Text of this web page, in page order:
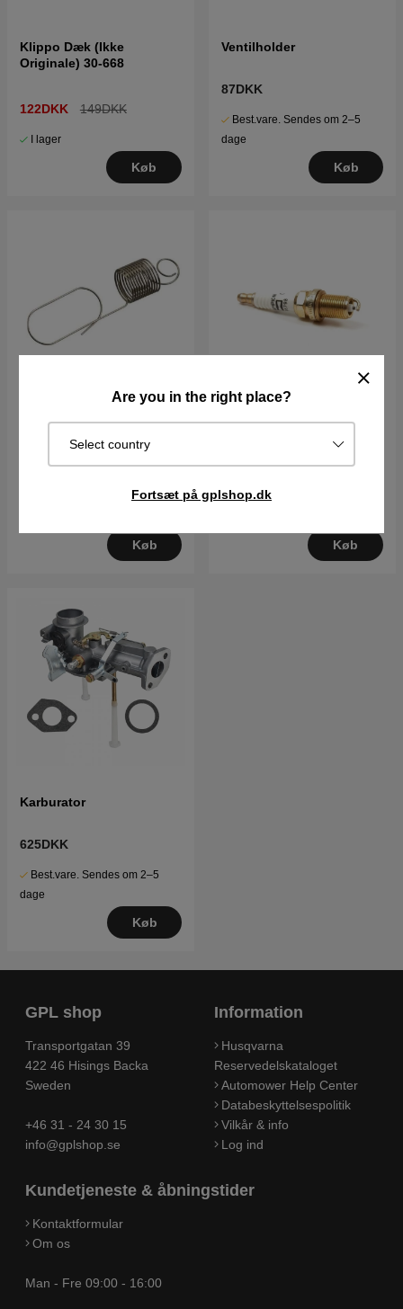
Are you in the right place?
Select country
Fortsæt på gplshop.dk
Klippo Dæk (Ikke
Originale) 30-668
122DKK 149DKK
I lager
Køb
Ventilholder
87DKK
Best.vare. Sendes om 2–5
dage
Køb
Spring-Choke Retur
43DKK
Best.vare. Sendes om 2–5
Køb
Tændrør
75DKK
Køb
Karburator
625DKK
Best.vare. Sendes om 2–5
dage
Køb
GPL shop
Transportgatan 39
422 46 Hisings Backa
Sweden
+46 31 - 24 30 15
info@gplshop.se
Information
Husqvarna
Reservedelskataloget
Automower Help Center
Databeskyttelsespolitik
Vilkår & info
Log ind
Kundetjeneste & åbningstider
Kontaktformular
Om os
Man - Fre 09:00 - 16:00